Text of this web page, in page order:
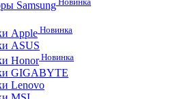
Samsung
Apple Новинка
ASUS
HonorНовинка
GIGABYTE
Lenovo